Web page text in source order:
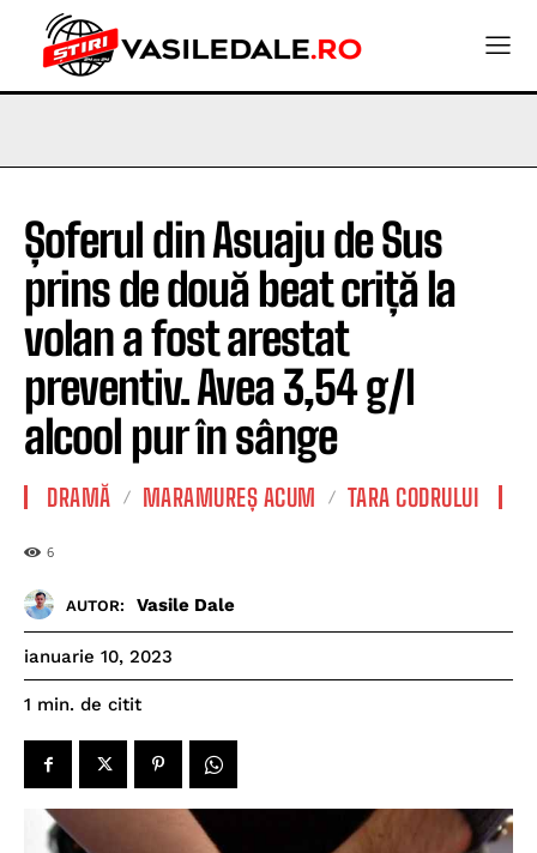
Șoferul din Asuaju de Sus
prins de două beat criță la
volan a fost arestat
preventiv. Avea 3,54 g/l
alcool pur în sânge
DRAMĂ MARAMUREȘ ACUM TARA CODRULUI
6
AUTOR: Vasile Dale
ianuarie 10, 2023
1 min. de citit